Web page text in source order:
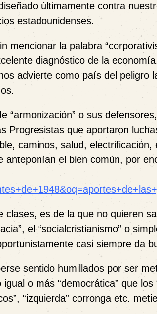
últimamente contra
estadounidenses.
mencionar la palabra
diagnóstico de la
advierte como país del peligro
“armonización” o sus
Progresistas que aportaron
caminos, salud,
el bien común, por
es de la que no quieren
el “socialcristianismo” o
casi siempre da
sentido humillados por ser
o más “democrática” que los
“izquierda” corronga etc.